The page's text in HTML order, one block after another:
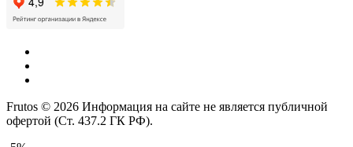
Frutos © 2026 Информация на сайте не является публичной
офертой (Ст. 437.2 ГК РФ).